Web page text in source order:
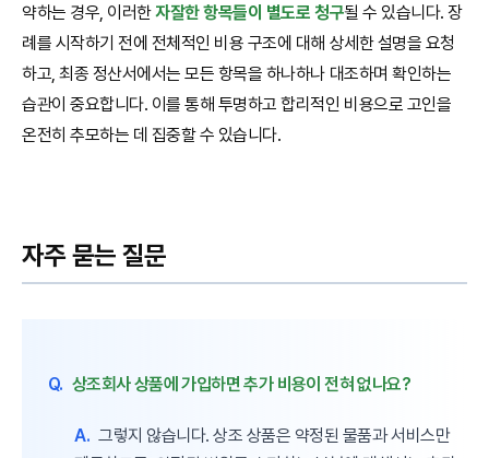
약하는 경우, 이러한자잘한 항목들이 별도로 청구될 수 있습니다. 장
례를 시작하기 전에 전체적인 비용 구조에 대해 상세한 설명을 요청
하고, 최종 정산서에서는 모든 항목을 하나하나 대조하며 확인하는
습관이 중요합니다. 이를 통해 투명하고 합리적인 비용으로 고인을
온전히 추모하는 데 집중할 수 있습니다.
자주 묻는 질문
Q. 상조회사 상품에 가입하면 추가 비용이 전혀 없나요?
A. 그렇지 않습니다. 상조 상품은 약정된 물품과 서비스만